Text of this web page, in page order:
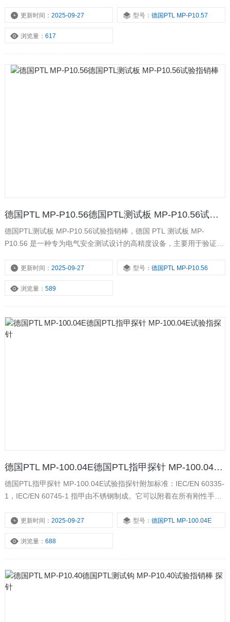
家用电器、工业设备、电子元件等领域的合规性检测。
更新时间： 2025-09-27 型号：德国PTL MP-P10.57
浏览量： 617
德国PTL MP-P10.56德国PTL测试板 MP-P10.56试验指销棒
德国PTL测试板 MP-P10.56试验指销棒，德国 PTL 测试板 MP-
P10.56 是一种专为电气安全测试设计的高精度设备，主要用于验证电
（如 IEC 61032、VDE 0470），适用于家用电器、工业设备、电子元
更新时间： 2025-09-27 型号：德国PTL MP-P10.56
浏览量： 589
德国PTL MP-100.04E德国PTL指甲探针 MP-100.04E试验指探针
德国PTL指甲探针 MP-100.04E试验指探针附加标准：IEC/EN 60335-
1，IEC/EN 60745-1 指甲由不锈钢制成。它可以附着在所有刚性手指
以弯曲成90度角，安装有一个拉伸试验的扣眼。
更新时间： 2025-09-27 型号：德国PTL MP-100.04E
浏览量： 688